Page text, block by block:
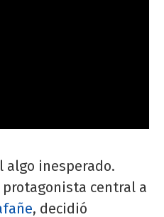
algo inesperado.
central a
, decidió